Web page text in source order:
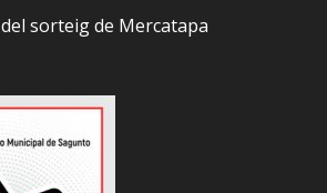
sorteig de Mercatapa